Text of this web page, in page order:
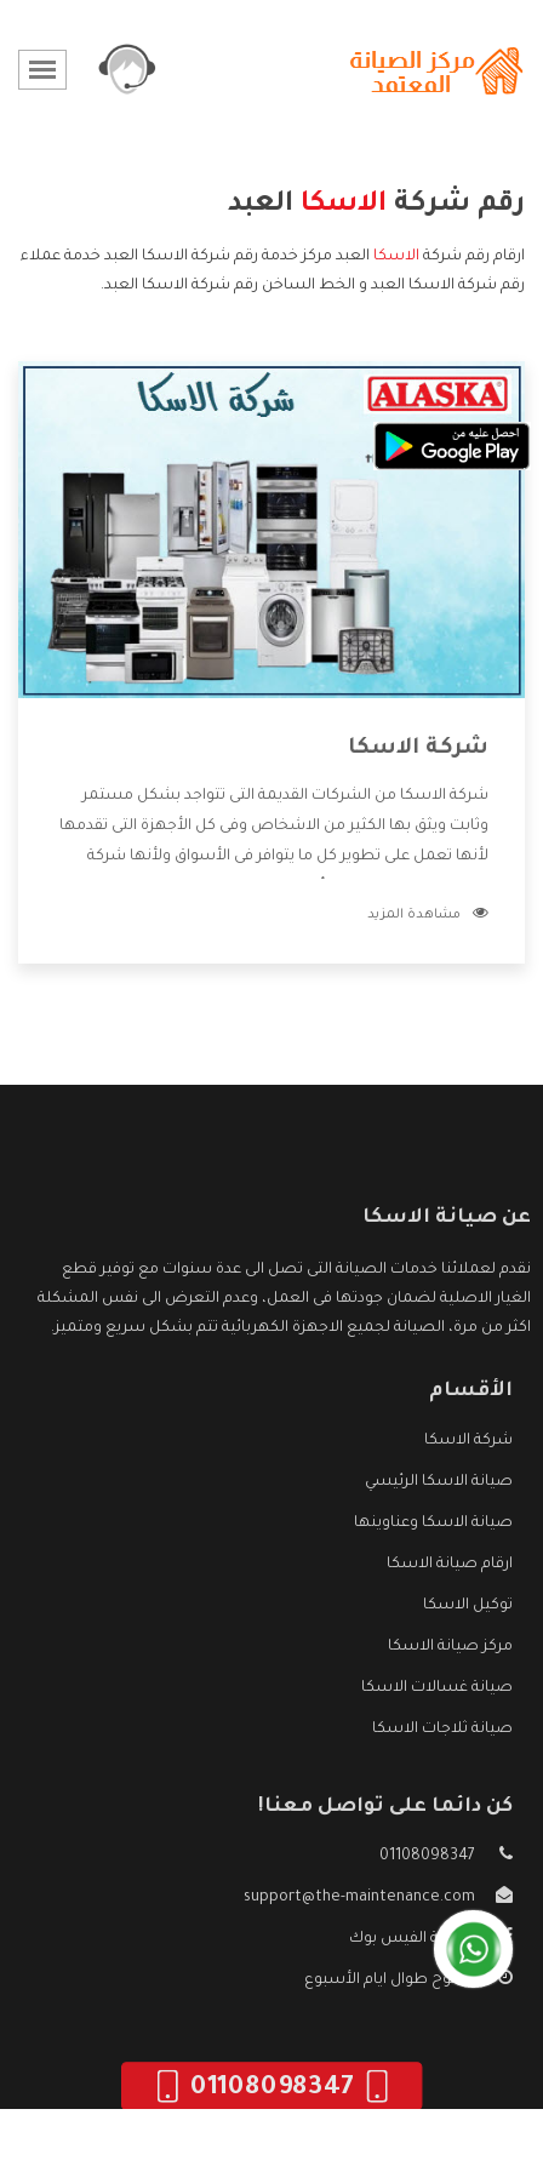
رقم شركة الاسكا العبد
ارقام رقم شركة الاسكا العبد مركز خدمة رقم شركة الاسكا العبد خدمة عملاء
رقم شركة الاسكا العبد و الخط الساخن رقم شركة الاسكا العبد.
شركة الاسكا
شركة الاسكا من الشركات القديمة التى تتواجد بشكل مستمر
وثابت ويثق بها الكثير من الاشخاص وفى كل الأجهزة التى تقدمها
لأنها تعمل على تطوير كل ما يتوافر فى الأسواق ولأنها شركة
وتقدم للعملاء أقوى العروض والخصومات التى تسهل على
مشاهدة المزيد
عن صيانة الاسكا
نقدم لعملائنا خدمات الصيانة التى تصل الى عدة سنوات مع توفير قطع
الغيار الاصلية لضمان جودتها فى العمل، وعدم التعرض الى نفس المشكلة
اكثر من مرة، الصيانة لجميع الاجهزة الكهربائية تتم بشكل سريع ومتميز.
الأقسام
شركة الاسكا
صيانة الاسكا الرئيسي
صيانة الاسكا وعناوينها
ارقام صيانة الاسكا
توكيل الاسكا
مركز صيانة الاسكا
صيانة غسالات الاسكا
صيانة ثلاجات الاسكا
كن دائما على تواصل معنا!
01108098347
support@the-maintenance.com
صفحة الفيس بوك
مفتوح طوال ايام الأسبوع
01108098347